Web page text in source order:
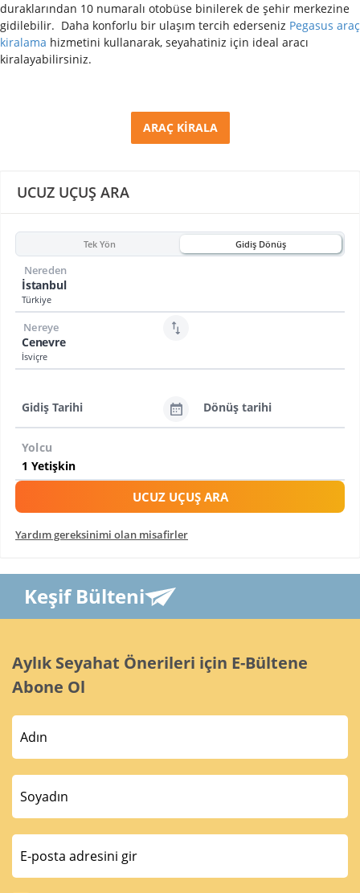
UCUZ UÇUŞ ARA
Tek Yön Gidiş Dönüş
İstanbul
Türkiye
Nereden
Cenevre
İsviçre
Nereye
Gidiş Tarihi Dönüş tarihi
Yolcu
UCUZ UÇUŞ ARA
Yardım gereksinimi olan misafirler
Keşif Bülteni
Aylık Seyahat Önerileri için E-Bültene
Abone Ol
duraklarından 10 numaralı otobüse binilerek de şehir merkezine
gidilebilir. Daha konforlu bir ulaşım tercih ederseniz Pegasus araç
kiralama hizmetini kullanarak, seyahatiniz için ideal aracı
kiralayabilirsiniz.
ARAÇ KİRALA